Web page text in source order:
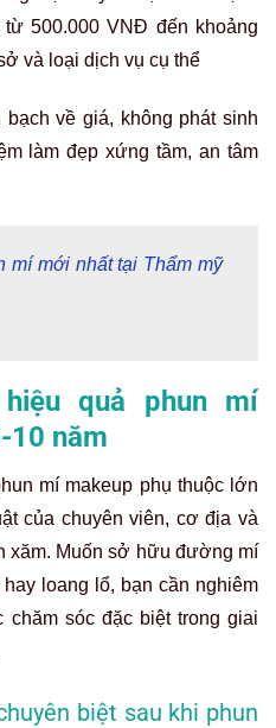
500.000 VNĐ đến khoảng
và loại dịch vụ cụ thể
về giá, không phát sinh
làm đẹp xứng tầm, an tâm
mí mới nhất tại Thẩm mỹ
quả phun mí
10 năm
mí makeup phụ thuộc lớn
của chuyên viên, cơ địa và
xăm. Muốn sở hữu đường mí
loang lổ, bạn cần nghiêm
chăm sóc đặc biệt trong giai
biệt sau khi phun